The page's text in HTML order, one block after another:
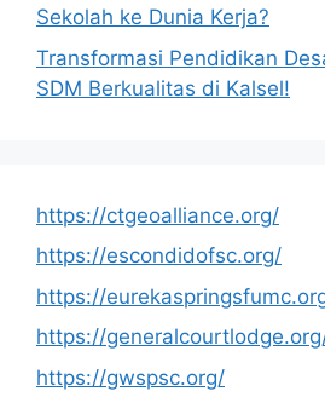
Sekolah ke Dunia Kerja?
Transformasi Pendidikan
SDM Berkualitas di Kalsel!
https://ctgeoalliance.org/
https://escondidofsc.org/
https://
https://
https://gwspsc.org/